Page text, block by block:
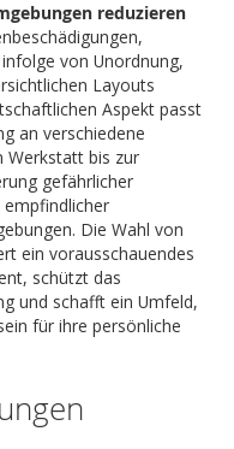
reduzieren
von Unordnung,
Layouts
Aspekt passt
an verschiedene
Werkstatt bis zur
gefährlicher
Die Wahl von
ein vorausschauendes
schützt das
und schafft ein Umfeld,
für ihre persönliche